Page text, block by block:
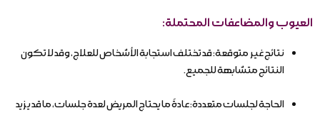
العيوب والمضاعفات المحتملة:
نتائج غير متوقعة: قد تختلف استجابة الأشخاص للعلاج، وقد لا تكون
النتائج متشابهة للجميع.
الحاجة لجلسات متعددة: عادةً ما يحتاج المريض لعدة جلسات، ما قد يزيد